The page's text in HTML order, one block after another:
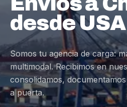
desde USA
Somos tu agencia de carga:
multimodal. Recibimos en
consolidamos,
a puerta.